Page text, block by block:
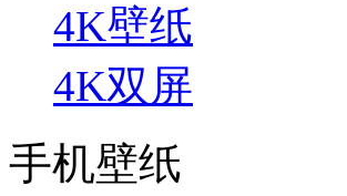
4K壁纸
4K双屏
手机壁纸